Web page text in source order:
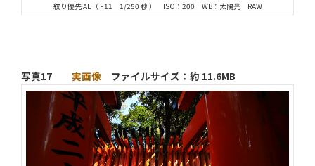
絞り優先 AE（ F11 1/250 秒 ） ISO：200 WB：太陽光 RAW
写真17 実画像 ファイルサイズ：約 11.6MB